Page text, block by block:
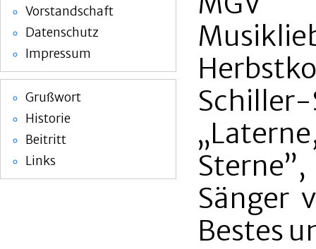
Vorstandschaft
Datenschutz
Impressum
Grußwort
Historie
Beitritt
Links
Sänger
Bestes